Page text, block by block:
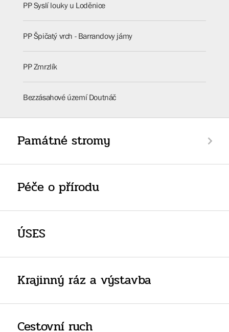
PP Syslí louky u Loděnice
PP Špičatý vrch - Barrandovy jámy
PP Zmrzlík
Bezzásahové území Doutnáč
Památné stromy
Péče o přírodu
ÚSES
Krajinný ráz a výstavba
Cestovní ruch